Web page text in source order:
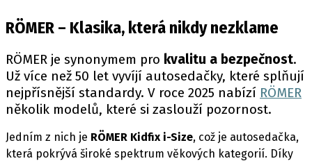
ČEŠI V AKCI
FIA CEZ & POHÁRY
MEZINÁRODNÍ SCÉNA
SLEDUJTE NÁS NA|
RÖMER – Klasika, která nikdy nezklame
RÖMER je synonymem pro kvalitu a bezpečnost.
Už více než 50 let vyvíjí autosedačky, které splňují
nejpřísnější standardy. V roce 2025 nabízí RÖMER
několik modelů, které si zaslouží pozornost.
Jedním z nich je RÖMER Kidfix i-Size, což je autosedačka,
která pokrývá široké spektrum věkových kategorií. Díky